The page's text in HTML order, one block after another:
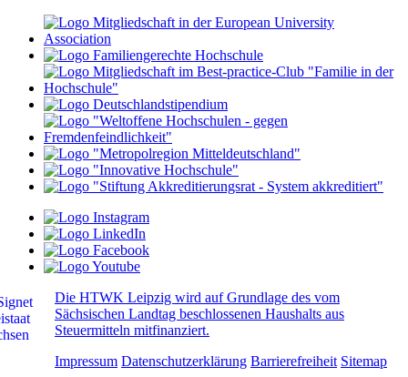
Die HTWK Leipzig wird auf Grundlage des vom
Sächsischen Landtag beschlossenen Haushalts aus
Steuermitteln mitfinanziert.
Impressum Datenschutzerklärung Barrierefreiheit Sitemap